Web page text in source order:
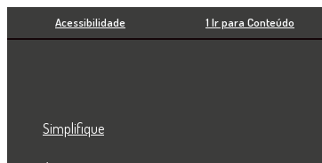
Ir
para
Acessibilidade 1 Ir para Conteúdo
Simplifique
Pesquisar